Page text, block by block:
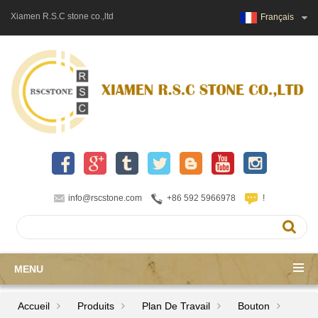
Xiamen R.S.C stone co.,ltd Français
info@rscstone.com +86 592 5966978 !
MENU
Accueil Produits Plan De Travail Bouton